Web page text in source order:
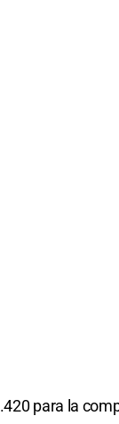
para la